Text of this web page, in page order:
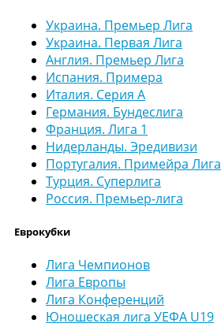
Украина. Премьер Лига
Украина. Первая Лига
Англия. Премьер Лига
Испания. Примера
Италия. Серия А
Германия. Бундеслига
Франция. Лига 1
Нидерланды. Эредивизи
Португалия. Примейра Лига
Турция. Суперлига
Россия. Премьер-лига
Еврокубки
Лига Чемпионов
Лига Европы
Лига Конференций
Юношеская лига УЕФА U19